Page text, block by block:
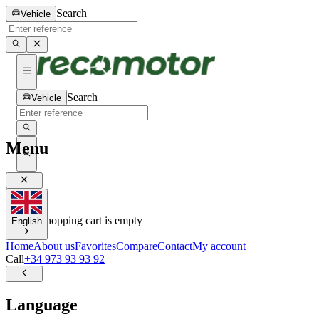
Vehicle Search
Vehicle Search
0
0
Your shopping cart is empty
Menu
English
HomeAbout usFavoritesCompareContactMy account
Call+34 973 93 93 92
Language